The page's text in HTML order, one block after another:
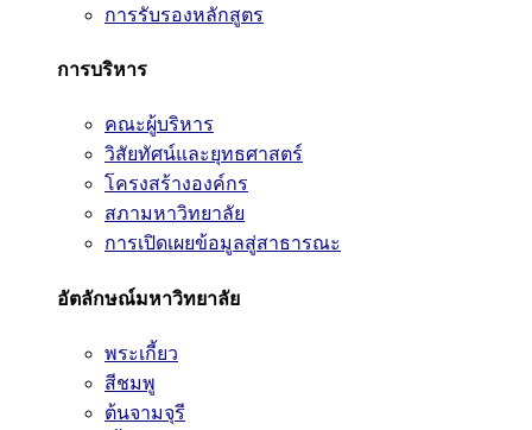
การรับรองหลักสูตร
การบริหาร
คณะผู้บริหาร
วิสัยทัศน์และยุทธศาสตร์
โครงสร้างองค์กร
สภามหาวิทยาลัย
การเปิดเผยข้อมูลสู่สาธารณะ
อัตลักษณ์มหาวิทยาลัย
พระเกี้ยว
สีชมพู
ต้นจามจุรี